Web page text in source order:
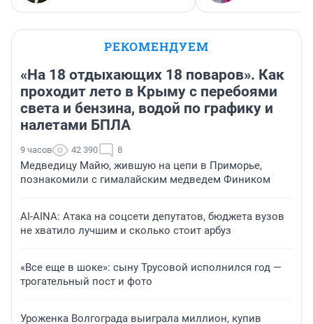
РЕКОМЕНДУЕМ
«На 18 отдыхающих 18 поваров». Как
проходит лето в Крыму с перебоями
света и бензина, водой по графику и
налетами БПЛА
9 часов 42 390 8
Медведицу Майю, жившую на цепи в Приморье,
познакомили с гималайским медведем Фиником
AI-AINA: Атака на соцсети депутатов, бюджета вузов
не хватило лучшим и сколько стоит арбуз
«Все еще в шоке»: сыну Трусовой исполнился год —
трогательный пост и фото
Уроженка Волгограда выиграла миллион, купив